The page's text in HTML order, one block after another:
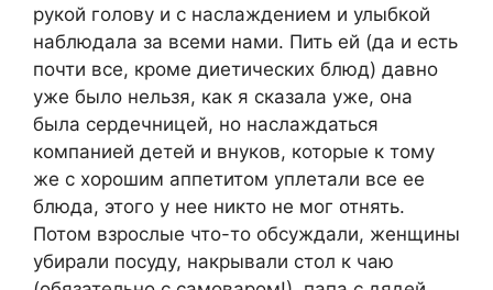
рукой голову и с наслаждением и улыбкой
наблюдала за всеми нами. Пить ей (да и есть
почти все, кроме диетических блюд) давно
уже было нельзя, как я сказала уже, она
была сердечницей, но наслаждаться
компанией детей и внуков, которые к тому
же с хорошим аппетитом уплетали все ее
блюда, этого у нее никто не мог отнять.
Потом взрослые что-то обсуждали, женщины
убирали посуду, накрывали стол к чаю